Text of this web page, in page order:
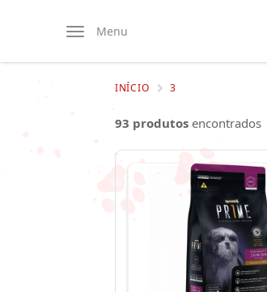
Menu
INÍCIO 3
93 produtos encontrados